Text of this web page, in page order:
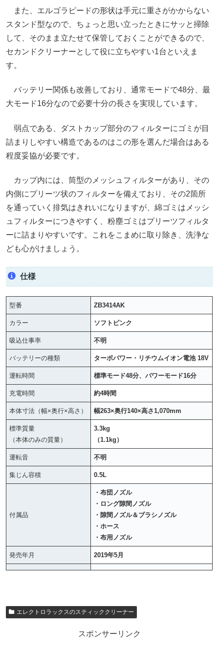
また、エルゴラピードの形状は手元に重さがかからない
スタンド型なので、ちょっと思い立ったときにサッと掃除
して、そのまま立たせて保管しておくことができるので、
セカンドクリーナーとして役に立ちやすい1台といえま
す。
バッテリー関係も改善しており、通常モードで48分、最
大モード16分なので必要十分の長さを実現しています。
弱点である、ダストカップ部分のフィルターにゴミが目
詰まりしやすい構造であるのはこの形を選んだ場合はある
程度妥協が必要です。
カップ内には、筒型のメッシュフィルターがあり、その
内側にプリーツ状のフィルターを備えており、その2箇所
を通っていく排気はきれいになりますが、綿ゴミはメッシ
ュフィルターにつきやすく、粉塵ゴミはプリーツフィルタ
ーに詰まりやすいです。これをこまめに取り除き、洗浄な
ども心がけましょう。
仕様
型番 ZB3414AK
カラー ソフトピンク
吸込仕事率 不明
バッテリーの種類 ターボパワー・リチウムイオン電池 18V
運転時間 標準モード48分、パワーモード16分
充電時間 約4時間
本体寸法（幅×奥行×高さ） 幅263×奥行140×高さ1,070mm
標準質量
（本体のみの質量）
3.3kg
（1.1kg）
運転音 不明
集じん容積 0.5L
付属品
・布団ノズル
・ロング隙間ノズル
・隙間ノズル＆ブラシノズル
・ホース
・布用ノズル
発売年月 2019年5月
エレクトロラックスのスティッククリーナー
スポンサーリンク